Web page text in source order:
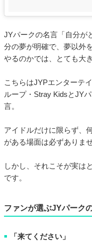
JYパークの名言「自分が
分の夢が明確で、夢以外
やるのかでは、とても大
こちらはJYPエンターテ
ループ・Stray KidsとJY
言。
アイドルだけに限らず、
がある場面は必ずありませ
しかし、それこそが実は
です。
ファンが選ぶJYパーク
■ 「来てください」